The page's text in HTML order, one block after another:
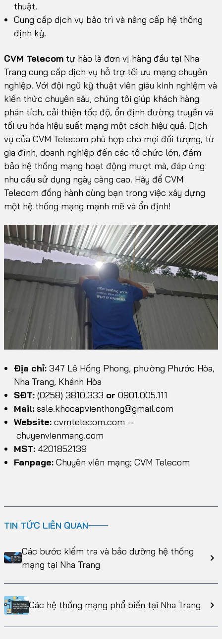
thuật.
Cung cấp dịch vụ bảo trì và nâng cấp hệ thống
định kỳ.
CVM Telecom tự hào là đơn vị hàng đầu tại Nha
Trang cung cấp dịch vụ hỗ trợ tối ưu mạng chuyên
nghiệp. Với đội ngũ kỹ thuật viên giàu kinh nghiệm và
kiến thức chuyên sâu, chúng tôi giúp khách hàng
phân tích, cải thiện tốc độ, ổn định đường truyền và
tối ưu hóa hiệu suất mạng một cách hiệu quả. Dịch
vụ của CVM Telecom phù hợp cho mọi đối tượng, từ
gia đình, doanh nghiệp đến các tổ chức lớn, đảm
bảo hệ thống mạng hoạt động mượt mà, đáp ứng
nhu cầu sử dụng ngày càng cao. Hãy để CVM
Telecom đồng hành cùng bạn trong việc xây dựng
một hệ thống mạng mạnh mẽ và ổn định!
Địa chỉ: 347 Lê Hồng Phong, phường Phước Hòa,
Nha Trang, Khánh Hòa
SĐT: (0258) 3810.333 or 0901.005.111
Mail: sale.khocapvienthong@gmail.com
Website: cvmtelecom.com –
chuyenvienmang.com
MST: 4201852139
Fanpage: Chuyên viên mạng; CVM Telecom
TIN TỨC LIÊN QUAN
Các bước kiểm tra và bảo dưỡng hệ thống
mạng tại Nha Trang
Các hệ thống mạng phổ biến tại Nha Trang